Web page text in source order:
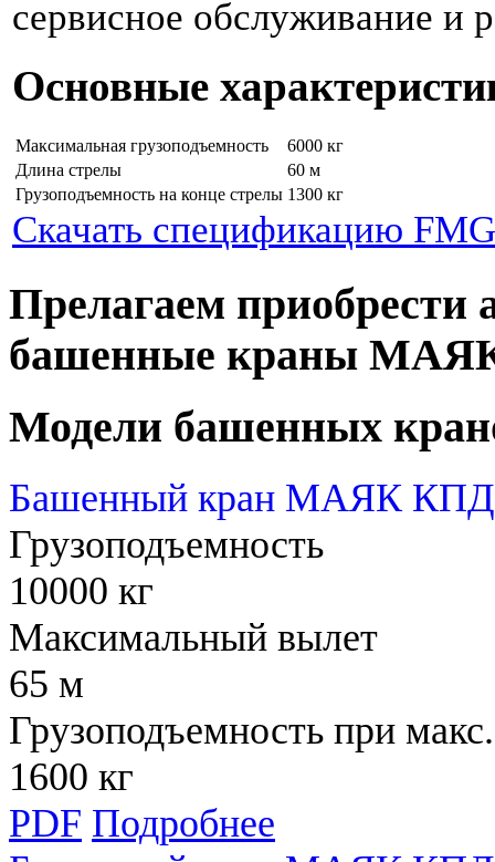
сервисное обслуживание и
Основные
Максимальная грузоподъемность
6000 кг
Длина стрелы
60 м
Грузоподъемность на конце стрелы 1300 кг
Скачать спецификацию
Прелагаем приобрести
башенные краны
Модели башенных
Башенный кран МАЯК КПД
Грузоподъемность
10000 кг
Максимальный вылет
65 м
Грузоподъемность при
1600 кг
PDF Подробнее